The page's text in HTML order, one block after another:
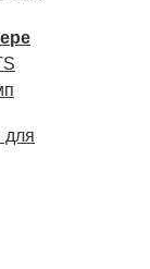
для